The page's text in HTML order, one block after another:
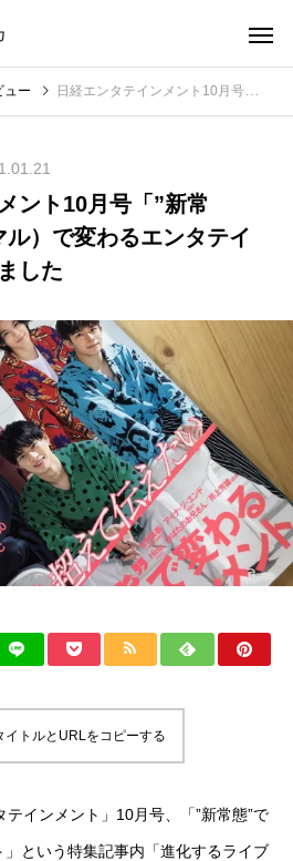
ュー 日経エンタテインメント10月号「”新常態”（ニューノーマル）で変わるエンタテインメント」執筆しました
ント10月号「”新常
）で変わるエンタテイ
した
イトルとURLをコピーする
インメント」10月号、「”新常態”で
という特集記事内「進化するライブ